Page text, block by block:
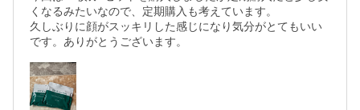
くなるみたいなので、定期購入も考えています。
久しぶりに顔がスッキリした感じになり気分がとてもいい
です。ありがとうございます。